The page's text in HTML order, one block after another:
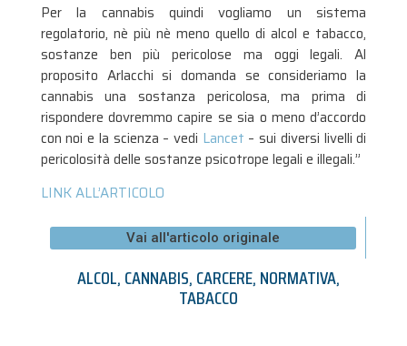
Per la cannabis quindi vogliamo un sistema
regolatorio, nè più nè meno quello di alcol e tabacco,
sostanze ben più pericolose ma oggi legali. Al
proposito Arlacchi si domanda se consideriamo la
cannabis una sostanza pericolosa, ma prima di
rispondere dovremmo capire se sia o meno d’accordo
con noi e la scienza – vedi Lancet – sui diversi livelli di
pericolosità delle sostanze psicotrope legali e illegali.”
LINK ALL’ARTICOLO
Vai all'articolo originale
ALCOL,CANNABIS,CARCERE,NORMATIVA,
TABACCO